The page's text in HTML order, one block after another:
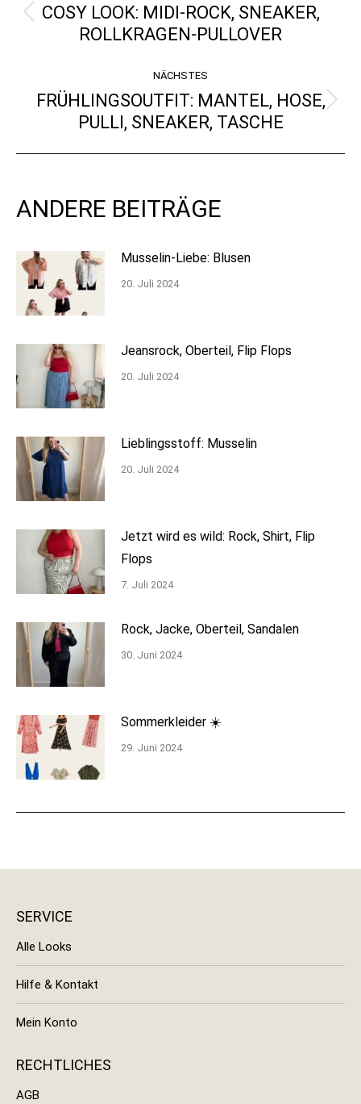
Vorheriger
Beitrag:
COSY LOOK: MIDI-ROCK, SNEAKER,
ROLLKRAGEN-PULLOVER
NÄCHSTES
Nächster
Beitrag:
FRÜHLINGSOUTFIT: MANTEL, HOSE,
PULLI, SNEAKER, TASCHE
ANDERE BEITRÄGE
Musselin-Liebe: Blusen
20. Juli 2024
Jeansrock, Oberteil, Flip Flops
20. Juli 2024
Lieblingsstoff: Musselin
20. Juli 2024
Jetzt wird es wild: Rock, Shirt, Flip
Flops
7. Juli 2024
Rock, Jacke, Oberteil, Sandalen
30. Juni 2024
Sommerkleider ☀️
29. Juni 2024
SERVICE
Alle Looks
Hilfe & Kontakt
Mein Konto
RECHTLICHES
AGB